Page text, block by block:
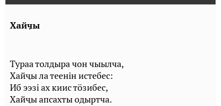
Хайӌы
Тураа толдыра чон чыылча,
Хайҷы ла теенін истебес:
Иб ээзі ах киис тӧзибес,
Хайҷы апсахты одыртча.